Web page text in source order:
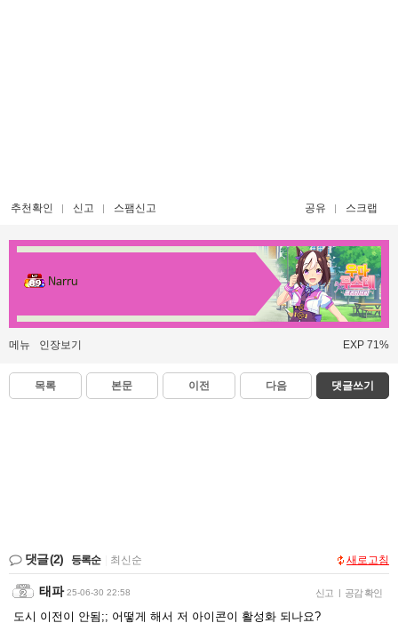
추천확인 신고 스팸신고 공유 스크랩
Narru
메뉴 인장보기 EXP 71%
목록 본문 이전 다음 댓글쓰기
댓글(2) 등록순 최신순 새로고침
태파 25-06-30 22:58 신고 공감 확인
도시 이전이 안됨;; 어떻게 해서 저 아이콘이 활성화 되나요?